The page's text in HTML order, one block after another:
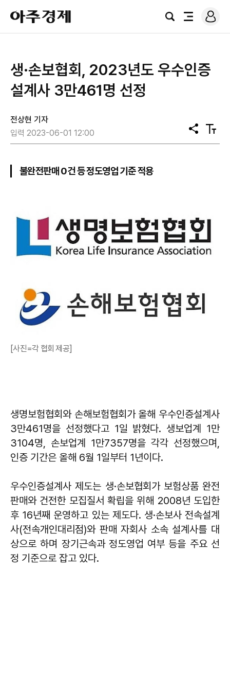
아
주
경
검
전
로
그
생·손보협회, 2023년도 우수인증
설계사 3만461명 선정
전상현 기자
입력 2023-06-01 12:00
공
유
텍
스
불완전판매 0건 등 정도영업 기준 적용
[사진=각 협회 제공]
생명보험협회와 손해보험협회가 올해 우수인증설계사
3만461명을 선정했다고 1일 밝혔다. 생보업계 1만
3104명, 손보업계 1만7357명을 각각 선정했으며,
인증 기간은 올해 6월 1일부터 1년이다.
우수인증설계사 제도는 생·손보협회가 보험상품 완전
판매와 건전한 모집질서 확립을 위해 2008년 도입한
후 16년째 운영하고 있는 제도다. 생·손보사 전속설계
사(전속개인대리점)와 판매 자회사 소속 설계사를 대
상으로 하며 장기근속과 정도영업 여부 등을 주요 선
정 기준으로 잡고 있다.